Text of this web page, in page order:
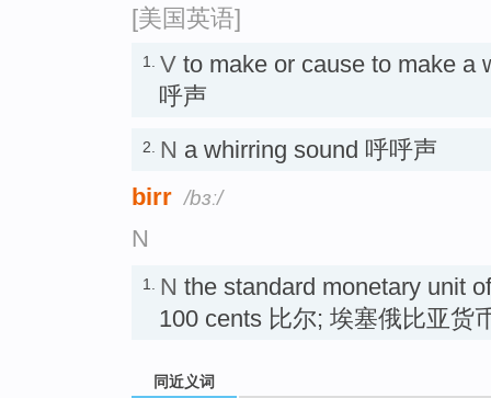
[美国英语]
1. V to make or cause to make a
呼声
2. N a whirring sound 呼呼声
birr /bɜː/
N
1. N the standard monetary unit
100 cents 比尔; 埃塞俄比亚货
同近义词